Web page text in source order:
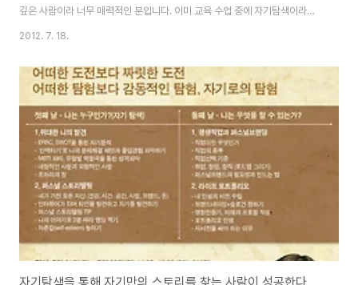
깊은 사람이라 너무 매력적인 분입니다. 이미 교육 수업 중에 자기탐색이라는
주제를 가지고 발표를 했는데요. 프레지라는 프레젠테이션 도구를 가지고 발표
이 있습니다. 프레지라는 도구를 몇 번 봤지만 그렇게 잘 만든 프레지는 처음 봤
거든요. 비쥬얼에도 놀라웠지만 성혜님의 스토리 전개 그 자체가 너무 매력적
이라 깜짝 놀랐습니다. 그래서 몇 번의 논의 끝에 '자기탐색 전문가'라는 브랜드
에서 '스토리 코치'라는 브랜드로 퍼스널 브랜드를 변경해서 강연과 스토리 코
칭을 시작했습니다. 취강 교..
2012. 7. 18.